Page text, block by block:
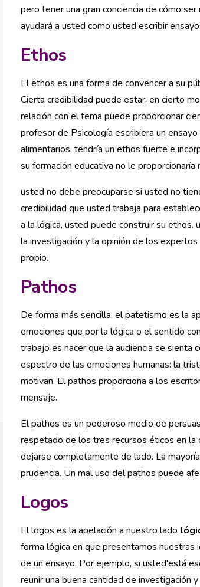
pero tener una gran conciencia de cómo
ayudará a usted como usted escribir
Ethos
El ethos es una forma de convencer a su
Cierta credibilidad puede estar, en cierto
relación con el tema puede proporcionar
profesor de Psicología escribiera un
alimentarios, tendría un ethos fuerte e
su formación educativa no le proporcionaría
usted no debe preocuparse si usted no
credibilidad que usted trabaja para
a la lógica, usted puede construir su
la investigación y la opinión de los
propio.
Pathos
De forma más sencilla, el patetismo es la
emociones que por la lógica o el sentido
trabajo es hacer que la audiencia se
espectro de las emociones humanas: la
motivan. El pathos proporciona a los
mensaje.
El pathos es un poderoso medio de
respetado de los tres recursos éticos en la
dejarse completamente de lado. La
prudencia. Un mal uso del pathos puede
Logos
El logos es la apelación a nuestro lado
forma lógica en que presentamos
de un ensayo. Por ejemplo, si usted'está
reunir una buena cantidad de investigación